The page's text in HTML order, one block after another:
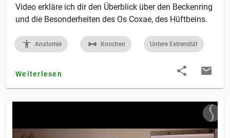
Video erkläre ich dir den Überblick über den Beckenring
und die Besonderheiten des Os Coxae, des Hüftbeins.
Anatomie Knochen Untere Extremität
Weiterlesen